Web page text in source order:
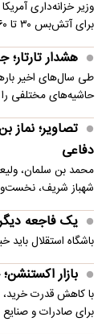
وزیر خزانه‌داری
برای آتش‌بس ۳۰ تا ۶۰ روزه حاصل شود و با…
هشدار
طی سال‌های اخیر
حاشیه‌های مختلفی را
تصاویر؛ نماز
دفاعی
محمد بن سلمان،
شهباز شریف،
یک فاجعه
باشگاه استقلال
بازار
با کاهش قدرت خرید،
برای صادرات و